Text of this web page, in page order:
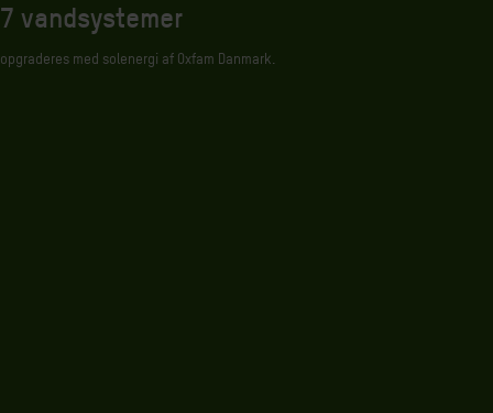
7 vandsystemer
opgraderes med solenergi af Oxfam Danmark.